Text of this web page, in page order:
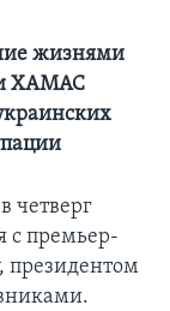
жизнями
ХАМАС
четверг
с премьер-
президентом